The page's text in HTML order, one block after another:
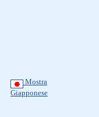
Mostra
Giapponese